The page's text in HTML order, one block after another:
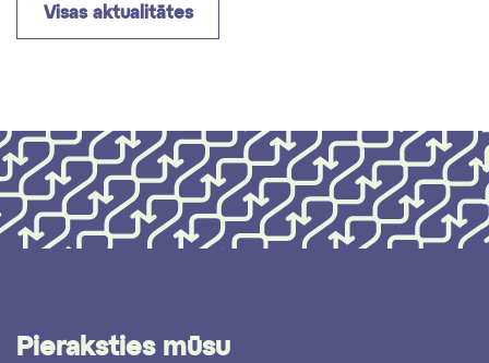
Visas aktualitātes
Pieraksties mūsu